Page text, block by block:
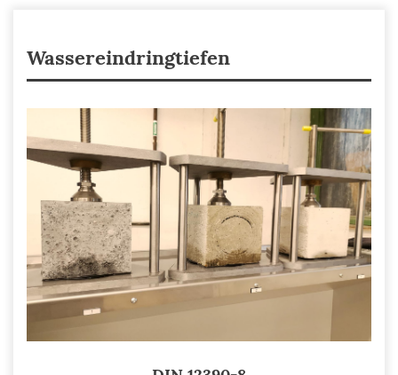
Wassereindringtiefen